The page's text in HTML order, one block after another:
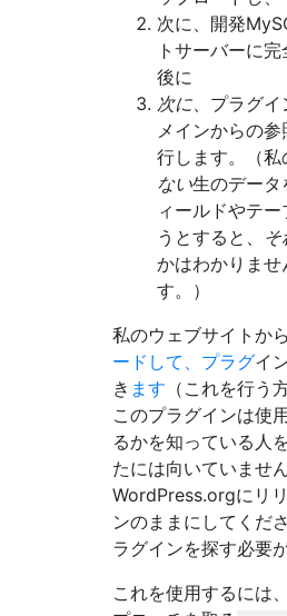
次に、開発
トサーバーに
後に
次に 、プラグ
メインからの
行します。（
ない生のデータ
ィールドやテ
うとすると、 そ
かはわかりま
す。）
私のウェブサイトから
ードして、プラグイ
き ます （これを行う
このプラグインは使
るかを知っている人
たには向いていませ
WordPress.orgにリ
ンのままにしてくだ
ラグインを探す必要
これを使用するには